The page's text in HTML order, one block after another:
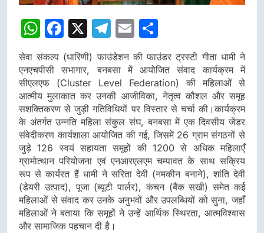
WhatsApp
Facebook
X Telegram
Email
सेवा संकल्प (धारिणी) फाउंडेशन की फाउंडर ट्रस्टी गीता धामी ने
एनएचपीसी सभागार, बनबसा में आयोजित संवाद कार्यक्रम में
सीएलएफ (Cluster Level Federation) की महिलाओं से
आत्मीय मुलाकात कर उनकी आजीविका, नेतृत्व कौशल और समूह
सशक्तिकरण से जुड़ी गतिविधियों पर विस्तार से चर्चा की।कार्यक्रम
के अंतर्गत उन्नति महिला संकुल संघ, बनबसा में एक दिवसीय जेंडर
संवेदीकरण कार्यशाला आयोजित की गई, जिसमें 26 ग्राम संगठनों से
जुड़े 126 स्वयं सहायता समूहों की 1200 से अधिक महिलाएँ
ग्रामोत्थान परियोजना एवं एनआरएलएम चम्पावत के साथ सक्रिय
रूप से कार्यरत हैं धामी ने सरिता देवी (नमकीन बनाने), शांति देवी
(डेयरी उत्पाद), पूजा (ब्यूटी पार्लर), कंचन (बैंक सखी) समेत कई
महिलाओं से संवाद कर उनके अनुभवों और उपलब्धियों को सुना, जहाँ
महिलाओं ने बताया कि समूहों ने उन्हें आर्थिक स्थिरता, आत्मविश्वास
और सामाजिक पहचान दी है।